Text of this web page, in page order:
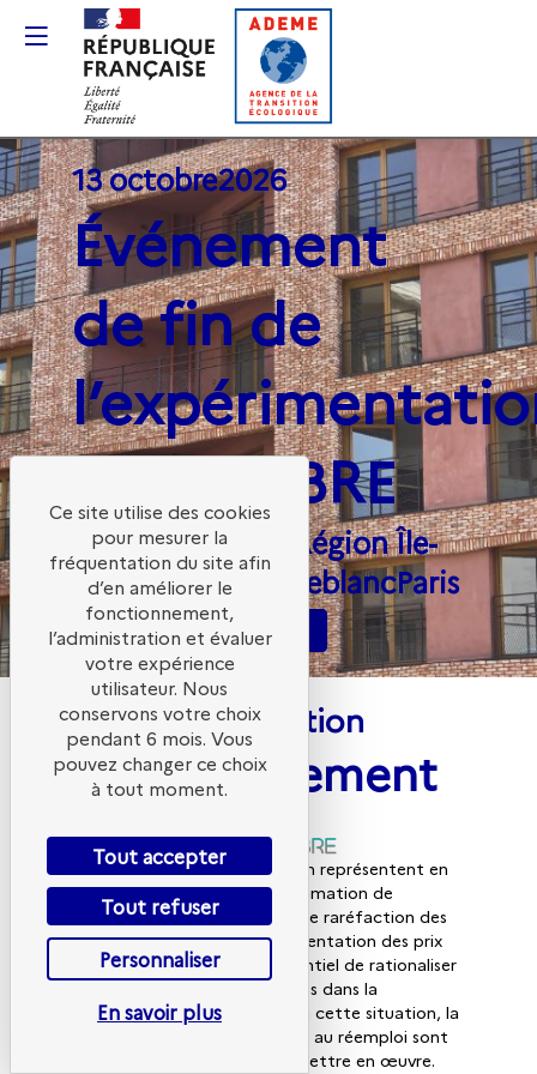
13 octobre2026
Événement
de fin de
BATI-SOBRE
Préfecture de la Région Île-
de-France5 Rue LeblancParis
S'inscrire à l'événement
Présentation
de l'événement
Les matériaux de construction représentent en
France la moitié de la consommation de
matières. Dans un contexte de raréfaction des
ressources, mais aussi d’augmentation des prix
des matériaux, il devient essentiel de rationaliser
l’utilisation de matières vierges dans la
construction. Pour remédier à cette situation, la
sobriété matière et le recours au réemploi sont
les deux principaux leviers à mettre en œuvre.
Gestion des cookies
Ce site utilise des cookies
pour mesurer la
fréquentation du site afin
d’en améliorer le
fonctionnement,
l’administration et évaluer
votre expérience
utilisateur. Nous
conservons votre choix
pendant 6 mois. Vous
pouvez changer ce choix
à tout moment.
Tout accepter
Tout refuser
Personnaliser
En savoir plus